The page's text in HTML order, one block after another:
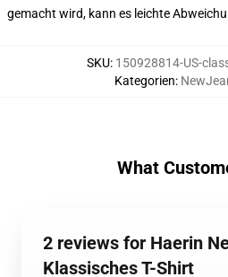
gemacht wird, kann es leichte
SKU: 150928814-US-
Kategorien:
What
2 reviews for Haerin
Klassisches T-Shirt